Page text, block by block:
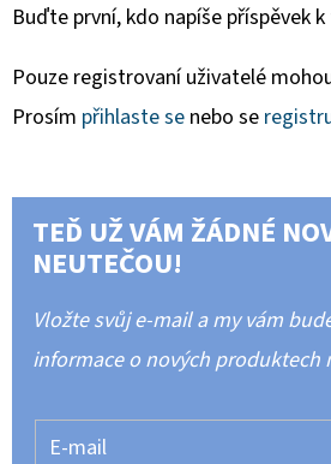
Buďte první, kdo napíše příspěvek
Pouze registrovaní uživatelé
Prosím přihlaste se nebo se
TEĎ UŽ VÁM ŽÁDNÉ
NEUTEČOU!
Vložte svůj e-mail a my vám
informace o nových produktech
E-mail